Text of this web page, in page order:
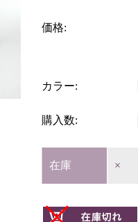
価格:
カラー:
購入数:
在庫 ×